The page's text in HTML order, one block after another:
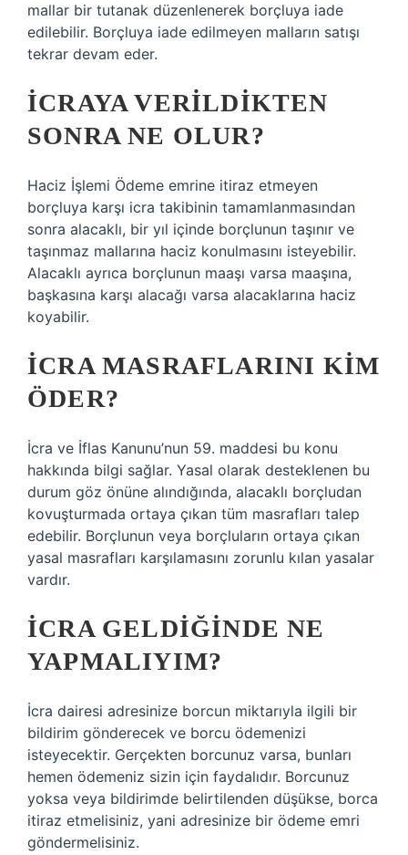
mallar bir tutanak düzenlenerek borçluya iade
edilebilir. Borçluya iade edilmeyen malların satışı
tekrar devam eder.
İCRAYA VERILDIKTEN
SONRA NE OLUR?
Haciz İşlemi Ödeme emrine itiraz etmeyen
borçluya karşı icra takibinin tamamlanmasından
sonra alacaklı, bir yıl içinde borçlunun taşınır ve
taşınmaz mallarına haciz konulmasını isteyebilir.
Alacaklı ayrıca borçlunun maaşı varsa maaşına,
başkasına karşı alacağı varsa alacaklarına haciz
koyabilir.
İCRA MASRAFLARINI KIM
ÖDER?
İcra ve İflas Kanunu’nun 59. maddesi bu konu
hakkında bilgi sağlar. Yasal olarak desteklenen bu
durum göz önüne alındığında, alacaklı borçludan
kovuşturmada ortaya çıkan tüm masrafları talep
edebilir. Borçlunun veya borçluların ortaya çıkan
yasal masrafları karşılamasını zorunlu kılan yasalar
vardır.
İCRA GELDIĞINDE NE
YAPMALIYIM?
İcra dairesi adresinize borcun miktarıyla ilgili bir
bildirim gönderecek ve borcu ödemenizi
isteyecektir. Gerçekten borcunuz varsa, bunları
hemen ödemeniz sizin için faydalıdır. Borcunuz
yoksa veya bildirimde belirtilenden düşükse, borca
​​itiraz etmelisiniz, yani adresinize bir ödeme emri
göndermelisiniz.